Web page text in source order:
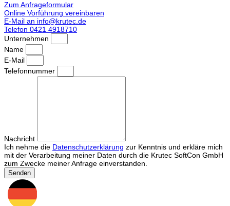
Zum Anfrageformular
Online Vorführung vereinbaren
E-Mail an info@krutec.de
Telefon 0421 4918710
Unternehmen
Name
E-Mail
Telefonnummer
Nachricht
Ich nehme die Datenschutzerklärung zur Kenntnis und erkläre mich
mit der Verarbeitung meiner Daten durch die Krutec SoftCon GmbH
zum Zwecke meiner Anfrage einverstanden.
Senden